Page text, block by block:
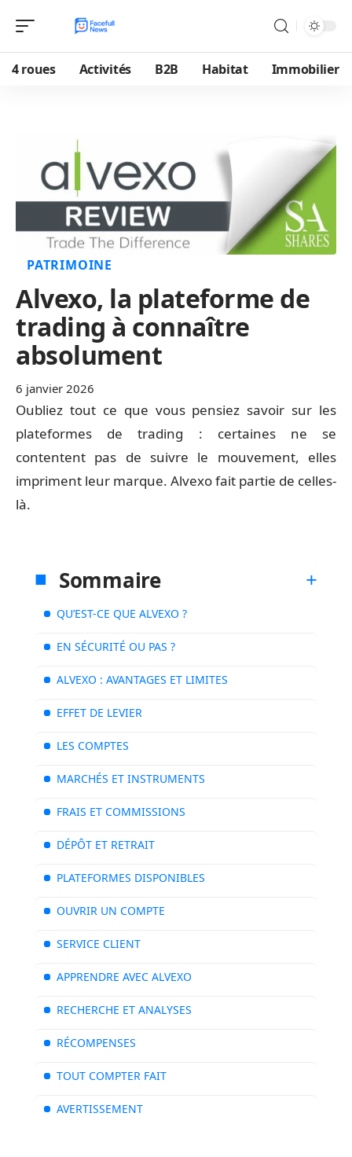
4 roues Activités B2B Habitat Immobilier
PATRIMOINE
Alvexo, la plateforme de
trading à connaître
absolument
6 janvier 2026
Oubliez tout ce que vous pensiez savoir sur les
plateformes de trading : certaines ne se
contentent pas de suivre le mouvement, elles
impriment leur marque. Alvexo fait partie de celles-
là.
Sommaire
QU’EST-CE QUE ALVEXO ?
EN SÉCURITÉ OU PAS ?
ALVEXO : AVANTAGES ET LIMITES
EFFET DE LEVIER
LES COMPTES
MARCHÉS ET INSTRUMENTS
FRAIS ET COMMISSIONS
DÉPÔT ET RETRAIT
PLATEFORMES DISPONIBLES
OUVRIR UN COMPTE
SERVICE CLIENT
APPRENDRE AVEC ALVEXO
RECHERCHE ET ANALYSES
RÉCOMPENSES
TOUT COMPTER FAIT
AVERTISSEMENT